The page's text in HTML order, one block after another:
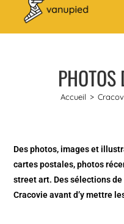
PHOTOS
Accueil >
Des photos, images et
cartes postales, photos
street art. Des sélections
Cracovie avant d’y mettre